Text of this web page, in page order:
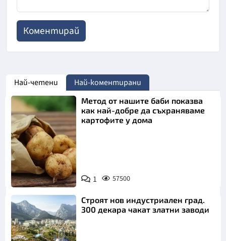
Най-четени Най-коментирани
Снимка:
Пиксабей
Метод от нашите баби показва
как най-добре да съхраняваме
картофите у дома
1 57500
Строят нов индустриален град.
300 декара чакат златни заводи